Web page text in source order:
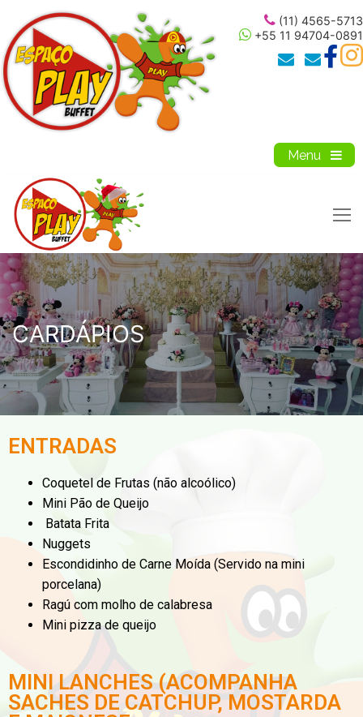
(11) 4565-5713
+55 11 94704-0891
CARDÁPIOS
ENTRADAS
Coquetel de Frutas (não alcoólico)
Mini Pão de Queijo
Batata Frita
Nuggets
Escondidinho de Carne Moída (Servido na mini
porcelana)
Ragú com molho de calabresa
Mini pizza de queijo
MINI LANCHES (ACOMPANHA
SACHES DE CATCHUP, MOSTARDA